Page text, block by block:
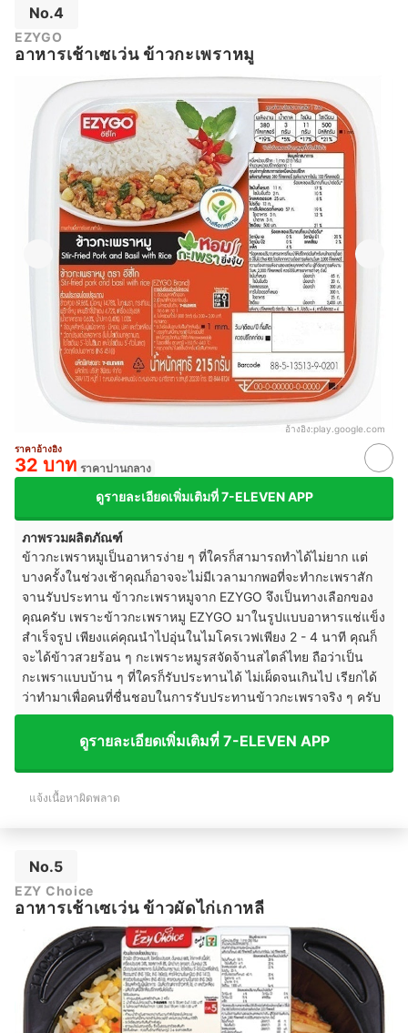
No.4
EZYGO
อาหารเช้าเซเว่น ข้าวกะเพราหมู
อ้างอิง:play.google.com
ราคาอ้างอิง
32 บาท ราคาปานกลาง
ดูรายละเอียดเพิ่มเติมที่ 7-ELEVEN APP
ภาพรวมผลิตภัณฑ์
ข้าวกะเพราหมูเป็นอาหารง่าย ๆ ที่ใครก็สามารถทำได้ไม่ยาก แต่
บางครั้งในช่วงเช้าคุณก็อาจจะไม่มีเวลามากพอที่จะทำกะเพราสัก
จานรับประทาน ข้าวกะเพราหมูจาก EZYGO จึงเป็นทางเลือกของ
คุณครับ เพราะข้าวกะเพราหมู EZYGO มาในรูปแบบอาหารแช่แข็ง
สำเร็จรูป เพียงแค่คุณนำไปอุ่นในไมโครเวฟเพียง 2 - 4 นาที คุณก็
จะได้ข้าวสวยร้อน ๆ กะเพราะหมูรสจัดจ้านสไตล์ไทย ถือว่าเป็น
กะเพราแบบบ้าน ๆ ที่ใครก็รับประทานได้ ไม่เผ็ดจนเกินไป เรียกได้
ว่าทำมาเพื่อคนที่ชื่นชอบในการรับประทานข้าวกะเพราจริง ๆ ครับ
ดูรายละเอียดเพิ่มเติมที่ 7-ELEVEN APP
แจ้งเนื้อหาผิดพลาด
No.5
EZY Choice
อาหารเช้าเซเว่น ข้าวผัดไก่เกาหลี